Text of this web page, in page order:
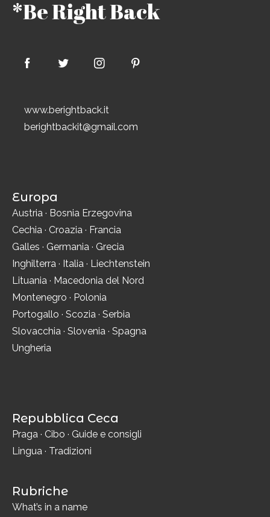
*Be Right Back
www.berightback.it
berightbackit@gmail.com
Europa
Austria · Bosnia Erzegovina
Cechia · Croazia · Francia
Galles · Germania · Grecia
Inghilterra · Italia · Liechtenstein
Lituania · Macedonia del Nord
Montenegro · Polonia
Portogallo · Scozia · Serbia
Slovacchia · Slovenia · Spagna
Ungheria
Repubblica Ceca
Praga · Cibo · Guide e consigli
Lingua · Tradizioni
Rubriche
What’s in a name